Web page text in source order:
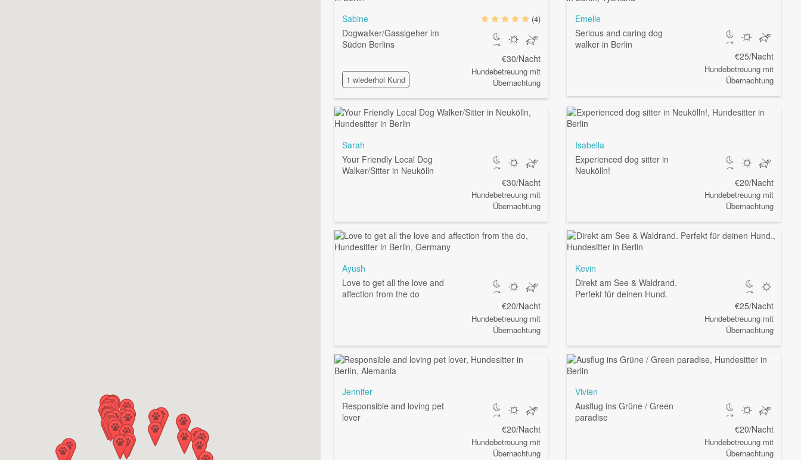
Sabine
Dogwalker/Gassigeher im
Süden Berlins
1 wiederhol Kund
(4)
€30/Nacht
Hundebetreuung mit
Übernachtung
Emelie
Serious and caring dog
walker in Berlin
€25/Nacht
Hundebetreuung mit
Übernachtung
Sarah
Your Friendly Local Dog
Walker/Sitter in Neukölln
€30/Nacht
Hundebetreuung mit
Übernachtung
Isabella
Experienced dog sitter in
Neukölln!
€20/Nacht
Hundebetreuung mit
Übernachtung
Ayush
Love to get all the love and
affection from the do
€20/Nacht
Hundebetreuung mit
Übernachtung
Kevin
Direkt am See & Waldrand.
Perfekt für deinen Hund.
€25/Nacht
Hundebetreuung mit
Übernachtung
Jennifer
Responsible and loving pet
lover
€20/Nacht
Hundebetreuung mit
Übernachtung
Vivien
Ausflug ins Grüne / Green
paradise
€20/Nacht
Hundebetreuung mit
Übernachtung